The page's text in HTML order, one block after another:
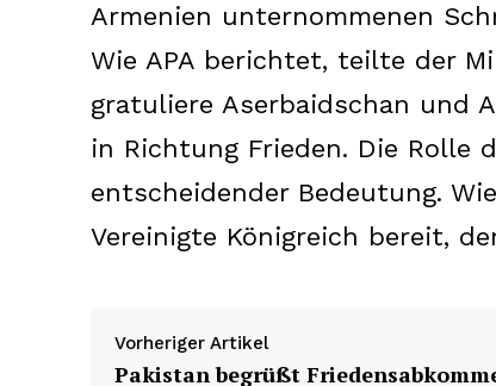
Armenien unternommenen
Wie APA berichtet, teilte der
gratuliere Aserbaidschan und
in Richtung Frieden. Die Rolle
entscheidender Bedeutung.
Vereinigte Königreich bereit,
Vorheriger Artikel
Pakistan begrüßt